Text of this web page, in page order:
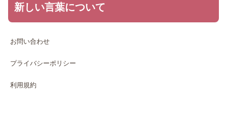
新しい言葉について
お問い合わせ
プライバシーポリシー
利用規約